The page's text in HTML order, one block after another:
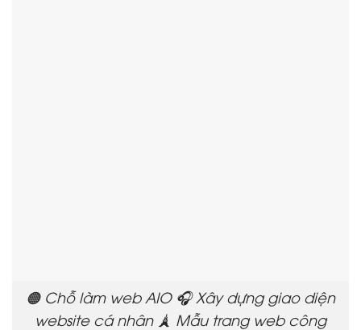
🟠 Chỗ làm web AIO 🎧 Xây dựng giao diện
website cá nhân 🗼 Mẫu trang web công